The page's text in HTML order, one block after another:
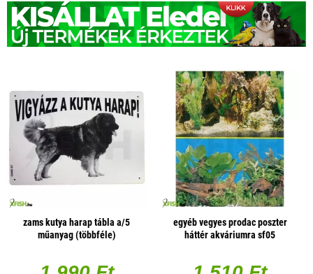
zams kutya harap tábla a/5
műanyag (többféle)
egyéb vegyes prodac poszter
háttér akváriumra sf05